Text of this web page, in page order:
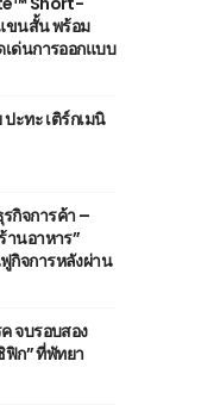
ขนสั้น พร้อม
ด่นการออกแบบ
ะทะ เติร์กเมนิ
กิจการค้า –
านอาหาร”
กิจการหลังผ่าน
จบรอบสอง
ฟิก” ที่พัทยา